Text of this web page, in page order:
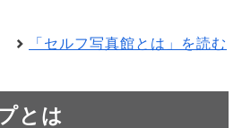
「セルフ写真館とは」を読む
とは